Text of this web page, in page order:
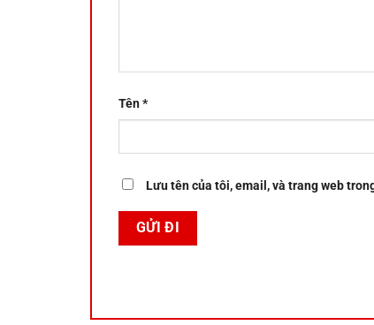
Tên*
Lưu tên của tôi, email, và trang web